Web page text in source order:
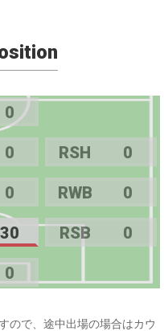
0
0 RSH 0
0 RWB 0
30 RSB 0
0
ので、途中出場の場合はカウ